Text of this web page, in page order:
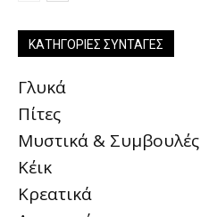
ΚΑΤΗΓΟΡΊΕΣ ΣΥΝΤΑΓΈΣ
Γλυκά
Πίτες
Μυστικά & Συμβουλές
Κέικ
Κρεατικά